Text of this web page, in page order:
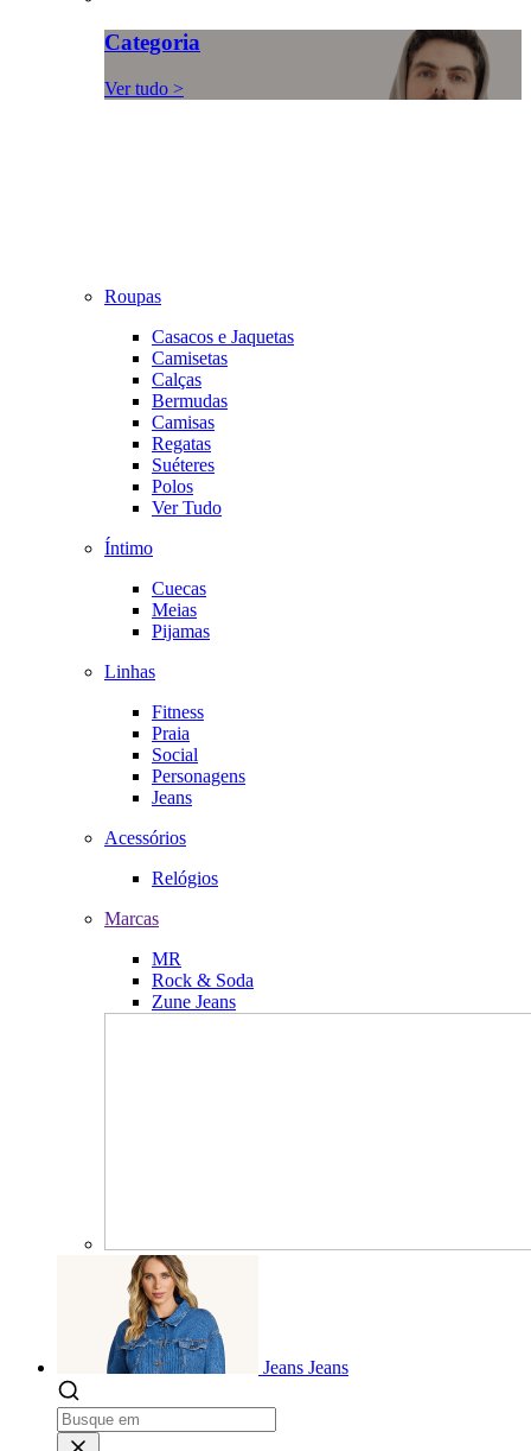
Categoria
Ver tudo >
Roupas
Casacos e Jaquetas
Camisetas
Calças
Bermudas
Camisas
Regatas
Suéteres
Polos
Ver Tudo
Íntimo
Cuecas
Meias
Pijamas
Linhas
Fitness
Praia
Social
Personagens
Jeans
Acessórios
Relógios
Marcas
MR
Rock & Soda
Zune Jeans
Jeans Jeans